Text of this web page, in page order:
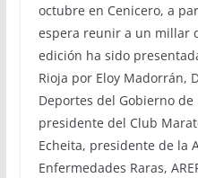
octubre en Cenicero, a
espera reunir a un millar
edición ha sido
Rioja por Eloy Madorrán,
Deportes del Gobierno de
presidente del Club
Echeita, presidente de la
Enfermedades Raras,